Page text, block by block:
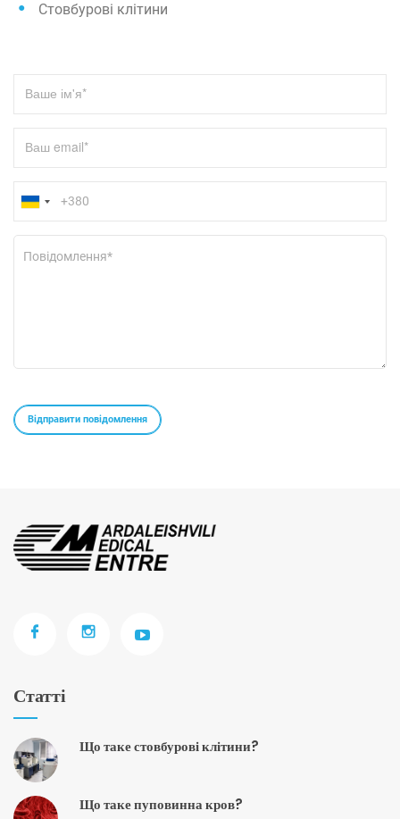
Стовбурові клітини
Статті
Що таке стовбурові клітини?
Що таке пуповинна кров?